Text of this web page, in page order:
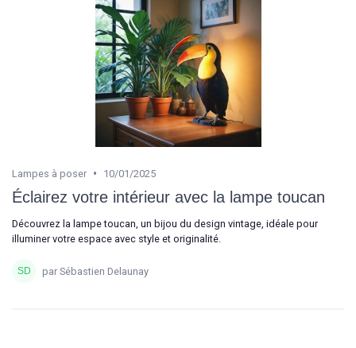
Lampes à poser • 10/01/2025
Éclairez votre intérieur avec la lampe toucan
Découvrez la lampe toucan, un bijou du design vintage, idéale pour
illuminer votre espace avec style et originalité.
par Sébastien Delaunay